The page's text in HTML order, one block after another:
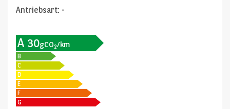
Antriebsart: -
A 30gCO2/km
B
C
D
E
F
G